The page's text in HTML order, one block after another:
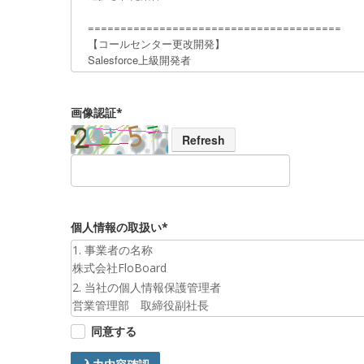
画像認証*
Refresh
個人情報の取扱い*
1. 事業者の名称
株式会社FloBoard
2. 当社の個人情報保護管理者
営業管理部 取締役副社長
3. 個人情報の利用目的
お預かりした個人情報は、お問合せへの対応のために利
同意する